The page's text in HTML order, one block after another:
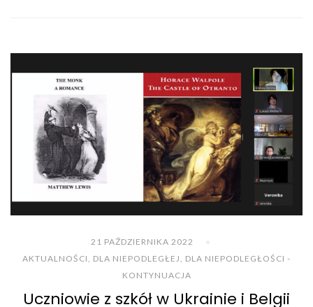
21 PAŹDZIERNIKA 2022
AKTUALNOŚCI
DLA NIEPODLEGŁEJ
DLA NIEPODLEGŁOŚCI -
KONTYNUACJA
Uczniowie z szkół w Ukrainie i Belgii